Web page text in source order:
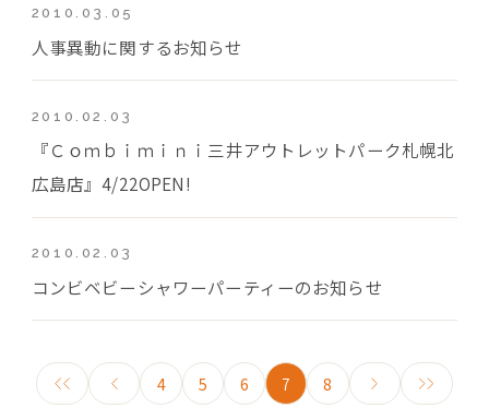
2010.03.05
人事異動に関するお知らせ
2010.02.03
『Ｃｏｍｂｉｍｉｎｉ三井アウトレットパーク札幌北
広島店』4/22OPEN!
2010.02.03
コンビベビーシャワーパーティーのお知らせ
4 5 6 7 8